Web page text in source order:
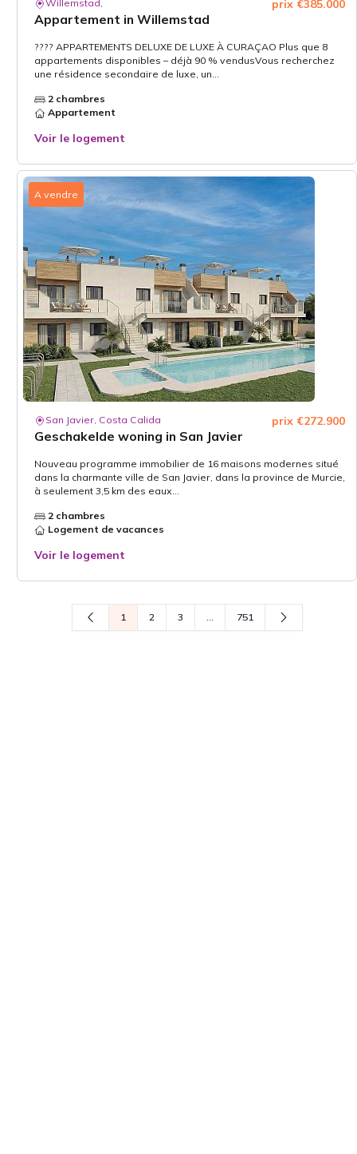
Willemstad,
Appartement in Willemstad
prix €385.000
???? APPARTEMENTS DELUXE DE LUXE À CURAÇAO Plus que 8
appartements disponibles – déjà 90 % vendusVous recherchez
une résidence secondaire de luxe, un...
2 chambres
Appartement
Voir le logement
A vendre
San Javier, Costa Calida
Geschakelde woning in San Javier
prix €272.900
Nouveau programme immobilier de 16 maisons modernes situé
dans la charmante ville de San Javier, dans la province de Murcie,
à seulement 3,5 km des eaux...
2 chambres
Logement de vacances
Voir le logement
1 2 3 ... 751